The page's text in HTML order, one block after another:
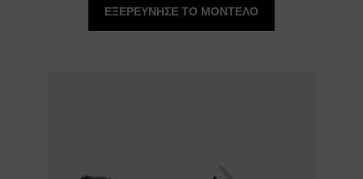
ΕΞΕΡΕΥΝΗΣΕ ΤΟ ΜΟΝΤΕΛΟ